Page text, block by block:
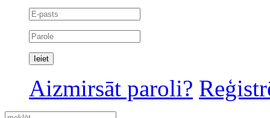
Aizmirsāt paroli?